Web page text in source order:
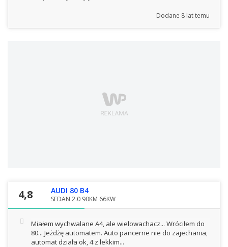
Dodane 8 lat temu
4,8 AUDI 80 B4
SEDAN 2.0 90KM 66KW
Miałem wychwalane A4, ale wielowachacz... Wróciłem do
80... Jeżdżę automatem. Auto pancerne nie do zajechania,
automat działa ok, 4 z lekkim...